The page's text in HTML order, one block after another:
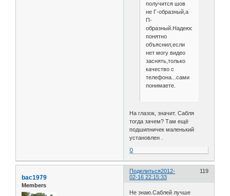
получится шов
не Г-образный,а
П-
образный.Надеюсь
понятно
объяснил,если
нет могу видео
заснять,только
качество с
телефона...сами
понимаете.
На глазок, значит. Сабля
тогда зачем? Там ещё
подшипничек маленький
установлен .
0
Поделиться 119
2012-
02-16 22:15:33
bac1979
Members
Не знаю.Саблей лучше